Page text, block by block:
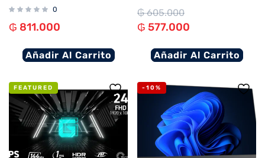
0
₲ 811.000
Añadir Al Carrito
₲605.000
₲ 577.000
Añadir Al Carrito
FEATURED -10%